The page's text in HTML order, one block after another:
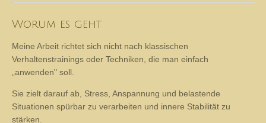
Diese persönliche Erfahrung fließt in meine Arbeit ein und macht
die Begleitung nah, echt und fundiert.
Worum es geht
Meine Arbeit richtet sich nicht nach klassischen
Verhaltenstrainings oder Techniken, die man einfach
„anwenden" soll.